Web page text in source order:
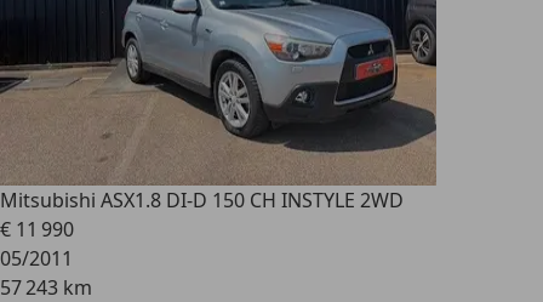
Mitsubishi ASX1.8 DI-D 150 CH INSTYLE 2WD
€ 11 990
05/2011
57 243 km